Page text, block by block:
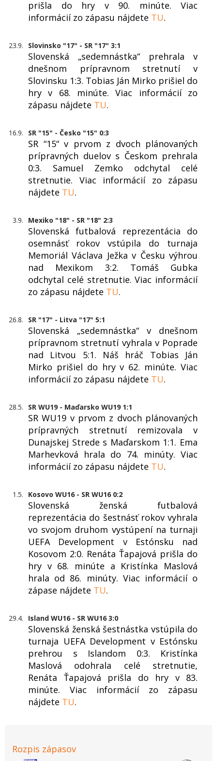
prišla do hry v 90. minúte. Viac
informácií zo zápasu nájdete TU.
23.9. Slovinsko "17" - SR "17" 3:1
Slovenská „sedemnástka“ prehrala v
dnešnom prípravnom stretnutí v
Slovinsku 1:3. Tobias Ján Mirko prišiel do
hry v 68. minúte. Viac informácií zo
zápasu nájdete TU.
16.9. SR "15" - Česko "15" 0:3
SR “15“ v prvom z dvoch plánovaných
prípravných duelov s Českom prehrala
0:3. Samuel Zemko odchytal celé
stretnutie. Viac informácií zo zápasu
nájdete TU.
3.9. Mexiko "18" - SR "18" 2:3
Slovenská futbalová reprezentácia do
osemnásť rokov vstúpila do turnaja
Memoriál Václava Ježka v Česku výhrou
nad Mexikom 3:2. Tomáš Gubka
odchytal celé stretnutie. Viac informácií
zo zápasu nájdete TU.
26.8. SR "17" - Litva "17" 5:1
Slovenská „sedemnástka“ v dnešnom
prípravnom stretnutí vyhrala v Poprade
nad Litvou 5:1. Náš hráč Tobias Ján
Mirko prišiel do hry v 62. minúte. Viac
informácií zo zápasu nájdete TU.
28.5. SR WU19 - Maďarsko WU19 1:1
SR WU19 v prvom z dvoch plánovaných
prípravných stretnutí remizovala v
Dunajskej Strede s Maďarskom 1:1. Ema
Marhevková hrala do 74. minúty. Viac
informácií zo zápasu nájdete TU.
1.5. Kosovo WU16 - SR WU16 0:2
Slovenská ženská futbalová
reprezentácia do šestnásť rokov vyhrala
vo svojom druhom vystúpení na turnaji
UEFA Development v Estónsku nad
Kosovom 2:0. Renáta Ťapajová prišla do
hry v 68. minúte a Kristínka Maslová
hrala od 86. minúty. Viac informácií o
zápase nájdete TU.
29.4. Island WU16 - SR WU16 3:0
Slovenská ženská šestnástka vstúpila do
turnaja UEFA Development v Estónsku
prehrou s Islandom 0:3. Kristínka
Maslová odohrala celé stretnutie,
Renáta Ťapajová prišla do hry v 83.
minúte. Viac informácií zo zápasu
nájdete TU.
Rozpis zápasov